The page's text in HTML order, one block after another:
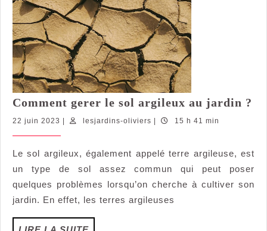
Comment gerer le sol argileux au jardin ?
au
22 juin 2023 22
| lesjardins-oliviers lesjardins-
| 15 h 41 min
Le sol argileux, également appelé terre argileuse, est
un type de sol assez commun qui peut poser
quelques problèmes lorsqu’on cherche à cultiver son
jardin. En effet, les terres argileuses
LIRE